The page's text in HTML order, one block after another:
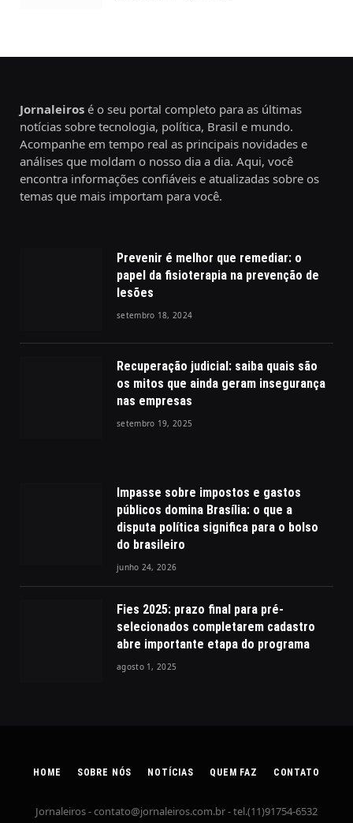
Jornaleiros é o seu portal completo para as últimas
notícias sobre tecnologia, política, Brasil e mundo.
Acompanhe em tempo real as principais novidades e
análises que moldam o nosso dia a dia. Aqui, você
encontra informações confiáveis e atualizadas sobre os
temas que mais importam para você.
Prevenir é melhor que remediar: o
papel da fisioterapia na prevenção de
lesões
setembro 18, 2024
Recuperação judicial: saiba quais são
os mitos que ainda geram insegurança
nas empresas
setembro 19, 2025
Impasse sobre impostos e gastos
públicos domina Brasília: o que a
disputa política significa para o bolso
do brasileiro
junho 24, 2026
Fies 2025: prazo final para pré-
selecionados completarem cadastro
abre importante etapa do programa
agosto 1, 2025
HOME SOBRE NÓS NOTÍCIAS QUEM FAZ CONTATO
Jornaleiros -contato@jornaleiros.com.br- tel.(11)91754-6532